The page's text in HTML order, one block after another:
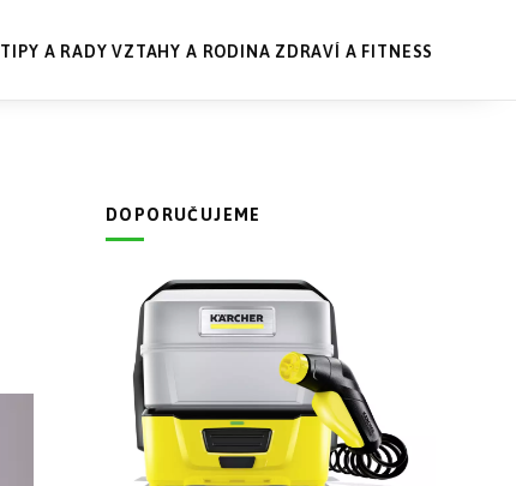
TIPY A RADY VZTAHY A RODINA ZDRAVÍ A FITNESS
DOPORUČUJEME